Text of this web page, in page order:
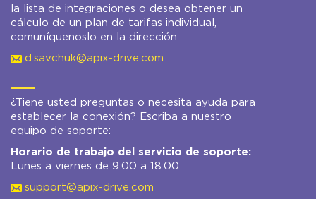
la lista de integraciones o desea obtener un
cálculo de un plan de tarifas individual,
comuníquenoslo en la dirección:
d.savchuk@apix-drive.com
¿Tiene usted preguntas o necesita ayuda para
establecer la conexión? Escriba a nuestro
equipo de soporte:
Horario de trabajo del servicio de soporte:
Lunes a viernes de 9:00 a 18:00
support@apix-drive.com